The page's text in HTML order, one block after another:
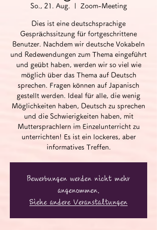
So., 21. Aug. Zoom-Meeting
Dies ist eine deutschsprachige
Gesprächssitzung für fortgeschrittene
Benutzer. Nachdem wir deutsche Vokabeln
und Redewendungen zum Thema eingeführt
und geübt haben, werden wir so viel wie
möglich über das Thema auf Deutsch
sprechen. Fragen können auf Japanisch
gestellt werden. Ideal für alle, die wenig
Möglichkeiten haben, Deutsch zu sprechen
und die Schwierigkeiten haben, mit
Muttersprachlern im Einzelunterricht zu
unterrichten! Es ist ein lockeres, aber
informatives Treffen.
Bewerbungen werden nicht mehr
angenommen.
Siehe andere Veranstaltungen